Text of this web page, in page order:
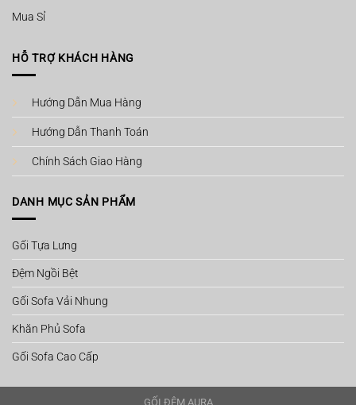
Mua Sỉ
HỖ TRỢ KHÁCH HÀNG
Hướng Dẫn Mua Hàng
Hướng Dẫn Thanh Toán
Chính Sách Giao Hàng
DANH MỤC SẢN PHẨM
Gối Tựa Lưng
Đệm Ngồi Bệt
Gối Sofa Vải Nhung
Khăn Phủ Sofa
Gối Sofa Cao Cấp
GỐI ĐỆM AURA